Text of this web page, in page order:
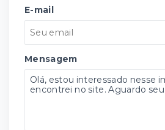
E-mail
Mensagem